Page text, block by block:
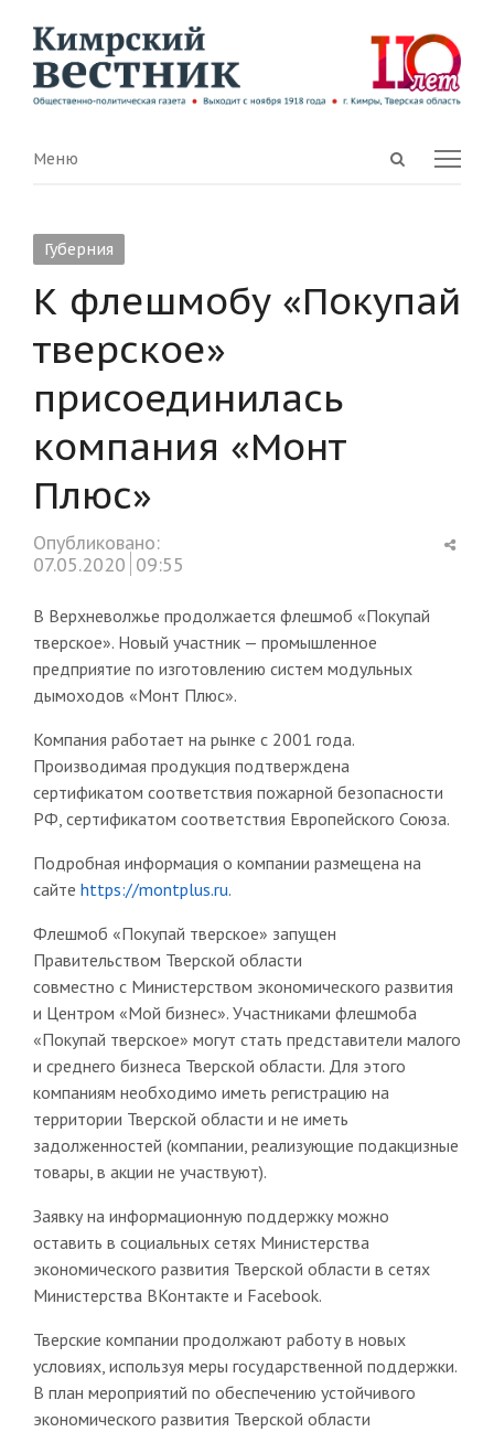
Open
Menu
Меню
Губерния
К флешмобу «Покупай
тверское»
присоединилась
компания «Монт
Плюс»
Опубликовано:
07.05.2020 09:55
В Верхневолжье продолжается флешмоб «Покупай
тверское». Новый участник — промышленное
предприятие по изготовлению систем модульных
дымоходов «Монт Плюс».
Компания работает на рынке с 2001 года.
Производимая продукция подтверждена
сертификатом соответствия пожарной безопасности
РФ, сертификатом соответствия Европейского Союза.
Подробная информация о компании размещена на
сайте https://montplus.ru.
Флешмоб «Покупай тверское» запущен
Правительством Тверской области
совместно с Министерством экономического развития
и Центром «Мой бизнес». Участниками флешмоба
«Покупай тверское» могут стать представители малого
и среднего бизнеса Тверской области. Для этого
компаниям необходимо иметь регистрацию на
территории Тверской области и не иметь
задолженностей (компании, реализующие подакцизные
товары, в акции не участвуют).
Заявку на информационную поддержку можно
оставить в социальных сетях Министерства
экономического развития Тверской области в сетях
Министерства ВКонтакте и Facebook.
Тверские компании продолжают работу в новых
условиях, используя меры государственной поддержки.
В план мероприятий по обеспечению устойчивого
экономического развития Тверской области